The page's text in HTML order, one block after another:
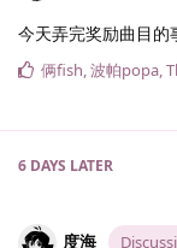
今天弄完奖励曲目的
俩fish,波帕popa,
6 DAYS LATER
度海